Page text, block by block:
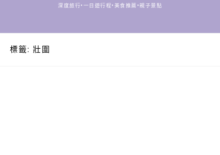
深度旅行•一日遊行程•美食推薦•親子景點
標籤: 壯圍